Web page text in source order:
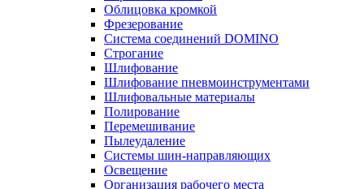
Облицовка кромкой
Фрезерование
Система соединений DOMINO
Строгание
Шлифование
Шлифование пневмоинструментами
Шлифовальные материалы
Полирование
Перемешивание
Пылеудаление
Системы шин-направляющих
Освещение
Организация рабочего места